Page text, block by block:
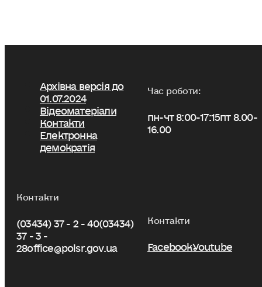
Архівна версія до
01.07.2024
Відеоматеріали
Контакти
Електронна
демократія
Час роботи:
пн-чт 8:00-17:15пт 8.00-
16.00
Контакти
(03434) 37 - 2 - 40(03434)
37 - 3 -
28office@polsr.gov.ua
Контакти
FacebookYoutube